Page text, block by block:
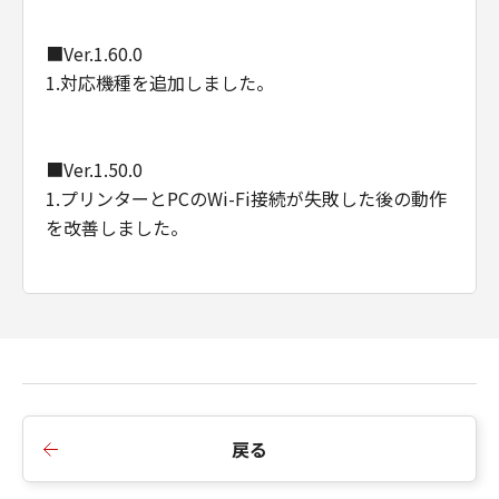
■Ver.1.60.0
1.対応機種を追加しました。
■Ver.1.50.0
1.プリンターとPCのWi-Fi接続が失敗した後の動作
を改善しました。
■Ver.1.30.0
1.Wi-Fi暗号化方式がWPA3に対応しました。
戻る